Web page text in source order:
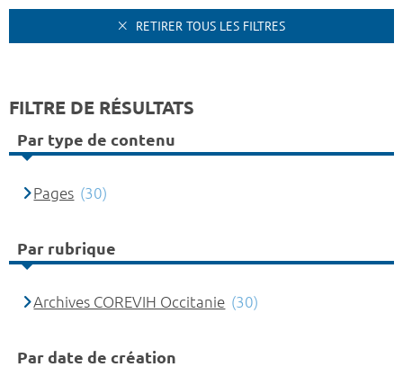
RETIRER TOUS LES FILTRES
FILTRE DE RÉSULTATS
Par type de contenu
Pages (30)
Par rubrique
Archives COREVIH Occitanie (30)
Par date de création